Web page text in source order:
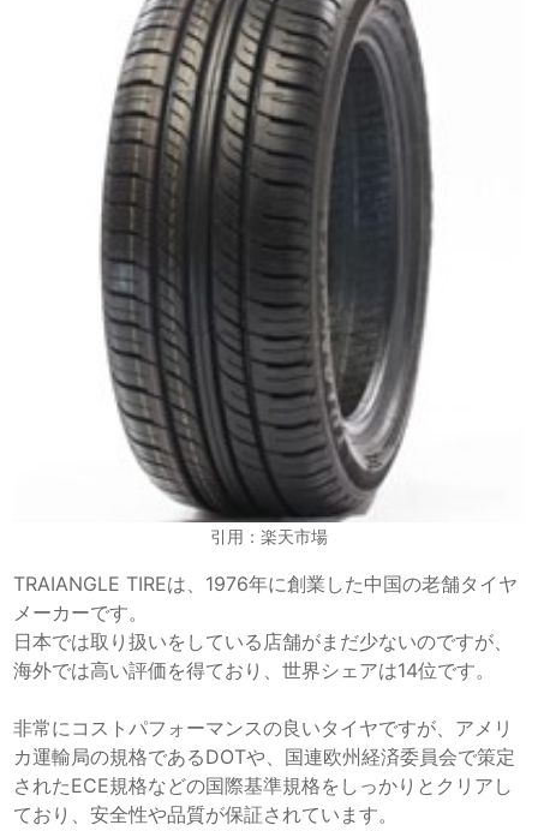
引用：楽天市場
TRAIANGLE TIREは、1976年に創業した中国の老舗タイヤ
メーカーです。
日本では取り扱いをしている店舗がまだ少ないのですが、
海外では高い評価を得ており、世界シェアは14位です。
非常にコストパフォーマンスの良いタイヤですが、アメリ
カ運輸局の規格であるDOTや、国連欧州経済委員会で策定
されたECE規格などの国際基準規格をしっかりとクリアし
ており、安全性や品質が保証されています。